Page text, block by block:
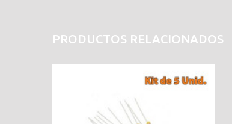
PRODUCTOS RELACIONADOS